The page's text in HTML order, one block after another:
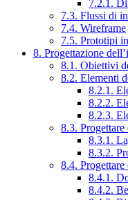
7.2.1.
7.3. Flussi di
7.4. Wireframe
7.5. Prototipi
8. Progettazione
8.1. Obiettivi
8.2. Elementi
8.2.1.
8.2.2.
8.2.3.
8.3. Progettare
8.3.1.
8.3.2.
8.4.
8.4.1.
8.4.2.